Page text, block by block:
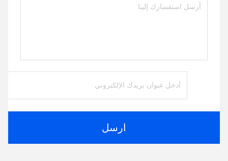
ارسل